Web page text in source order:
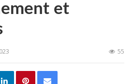
et
55